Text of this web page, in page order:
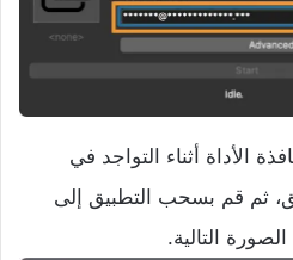
الأداة أثناء التواجد في
ثم قم بسحب التطبيق إلى
التالية.